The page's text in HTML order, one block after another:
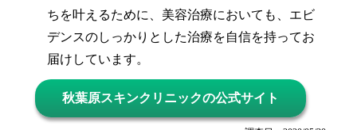
ちを叶えるために、美容治療においても、エビ
デンスのしっかりとした治療を自信を持ってお
届けしています。
秋葉原スキンクリニックの公式サイト